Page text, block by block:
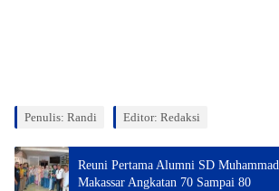
Penulis: Randi Editor: Redaksi
Reuni Pertama Alumni SD
Makassar Angkatan 70 Sampai 80